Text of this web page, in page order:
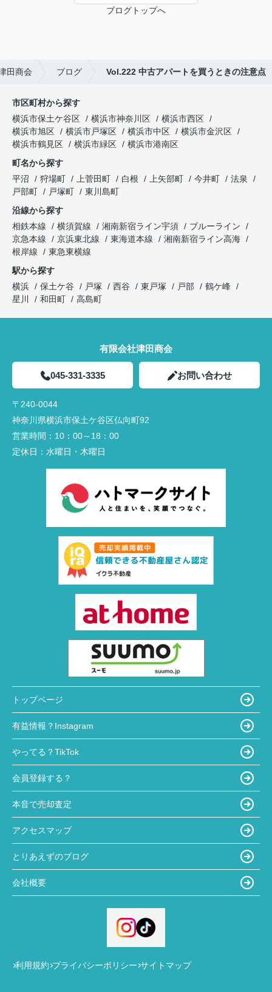
ブログトップへ
田商会 ブログ Vol.222 中古アパートを買うときの注意点
市区町村から探す
横浜市保土ケ谷区
横浜市神奈川区
横浜市西区
横浜市旭区
横浜市戸塚区 横浜市中区
横浜市金沢区
横浜市鶴見区
横浜市緑区
横浜市港南区
町名から探す
平沼
狩場町 上菅田町 白根 上矢部町 今井町
法泉
戸部町
戸塚町
東川島町
沿線から探す
相鉄本線
横須賀線 湘南新宿ライン宇須
ブルーライン
京急本線
京浜東北線 東海道本線
湘南新宿ライン高海
根岸線
東急東横線
駅から探す
横浜
保土ケ谷 戸塚 西谷 東戸塚 戸部
鶴ケ峰
星川
和田町 高島町
有限会社津田商会
045-331-3335 お問い合わせ
〒240-0044
神奈川県横浜市保土ケ谷区仏向町92
営業時間： 10：00～18：00
定休日： 水曜日・木曜日
トップページ
有益情報？Instagram
やってる？TikTok
会員登録する？
本音で売却査定
アクセスマップ
とりあえずのブログ
会社概要
利用規約 プライバシーポリシー サイトマップ